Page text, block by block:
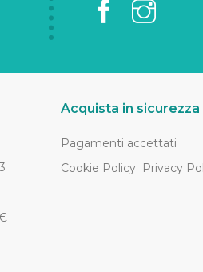
Acquista in sicurezza
Pagamenti accettati
Cookie Policy Privacy